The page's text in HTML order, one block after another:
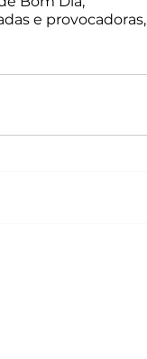
e provocadoras,